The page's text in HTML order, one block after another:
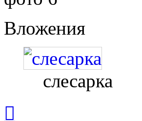
Вложения
слесарка